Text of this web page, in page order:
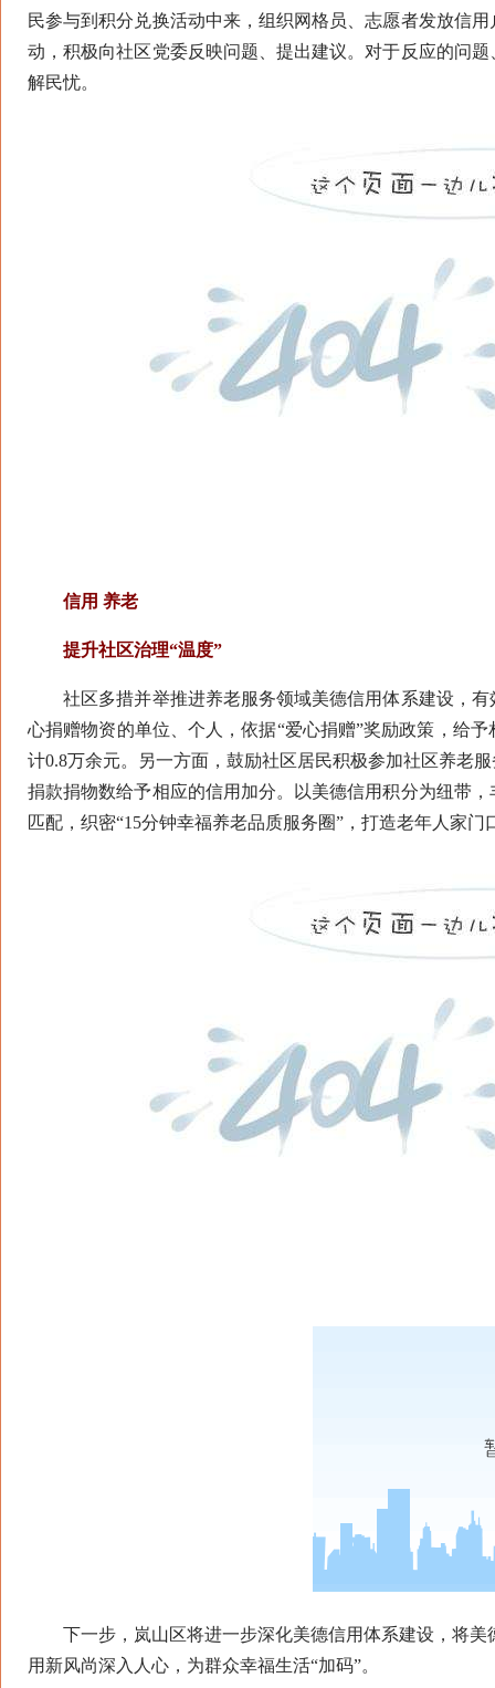
民参与到积分兑换活动中来，组织网格员、志愿者发放信
动，积极向社区党委反映问题、提出建议。对于反应的问
解民忧。
信用 养老
提升社区治理“温度”
社区多措并举推进养老服务领域美德信用体系建设，有
心捐赠物资的单位、个人，依据“爱心捐赠”奖励政策，给
计0.8万余元。另一方面，鼓励社区居民积极参加社区养老
捐款捐物数给予相应的信用加分。以美德信用积分为纽带
匹配，织密“15分钟幸福养老品质服务圈”，打造老年人家门
下一步，岚山区将进一步深化美德信用体系建设，将美
用新风尚深入人心，为群众幸福生活“加码”。